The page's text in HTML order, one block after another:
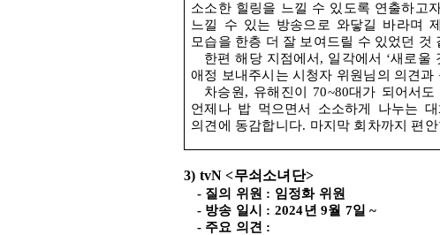
소소한 힐링을 느낄 수 있도록 연출하고
느낄 수 있는 방송으로 와닿길 바라며
모습을 한층 더 잘 보여드릴 수 있었던 것
한편 해당 지점에서 , 일각에서 ‘새로울
애정 보내주시는 시청자 위원님의 의견
차승원 , 유해진이 70~80대가 되어서도
언제나 밥 먹으면서 소소하게 나누는
의견에 동감합니다. 마지막 회차까지 편
3) tvN <무쇠소녀단>
- 질의 위원 : 임정화 위원
- 방송 일시 : 2024년9월 7일 ~
- 주요 의견 :